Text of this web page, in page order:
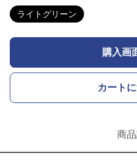
ライトグリーン
購入画
カート
商